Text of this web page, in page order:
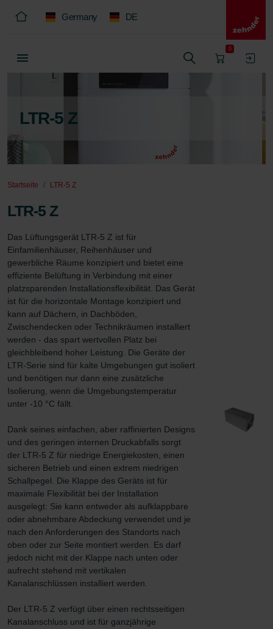
Germany DE
0
LTR-5 Z
Startseite LTR-5 Z
LTR-5 Z
Das Lüftungsgerät LTR-5 Z ist für
Einfamilienhäuser, Reihenhäuser und
gewerbliche Räume konzipiert und bietet eine
effiziente Belüftung in Verbindung mit einer
platzsparenden Installationsflexibilität. Das Gerät
ist für die horizontale Montage konzipiert und
kann auf Dächern, in Dachböden,
Zwischendecken oder Technikräumen installiert
werden - das spart wertvollen Platz bei
gleichbleibend hoher Leistung. Die Geräte der
LTR-Serie sind für kalte Umgebungen gut isoliert
und benötigen nur dann eine zusätzliche
Isolierung, wenn die Umgebungstemperatur
unter -10 °C fällt.
Dank seines einfachen, aber raffinierten Designs
und des geringen internen Druckabfalls sorgt
der LTR-5 Z für niedrige Energiekosten, einen
sicheren Betrieb und einen extrem niedrigen
Schallpegel. Die Klappe des Geräts ist für
maximale Flexibilität bei der Installation
ausgelegt: Sie kann entweder als aufklappbare
oder abnehmbare Abdeckung verwendet und je
nach den Anforderungen des Standorts nach
oben oder zur Seite montiert werden. Es darf
jedoch nicht mit der Klappe nach unten oder
aufrecht stehend mit vertikalen
Kanalanschlüssen installiert werden.
Der LTR-5 Z verfügt über einen rechtsseitigen
Kanalanschluss und ist für ganzjährige